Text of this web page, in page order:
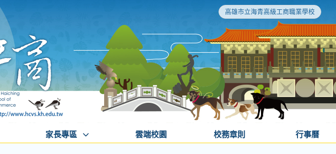
高雄市立海青高級工商職業學校
家長專區 雲端校園 校務章則 行事曆